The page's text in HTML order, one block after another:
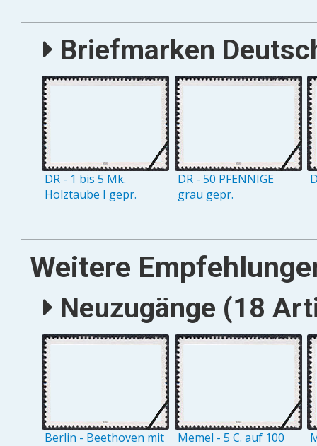
Briefmarken
DR - 1 bis 5 Mk.
Holztaube I gepr.
DR - 50 PFENNIGE
grau gepr.
Weitere
Neuzugänge (18
Berlin - Beethoven mit
Memel - 5 C. auf 100